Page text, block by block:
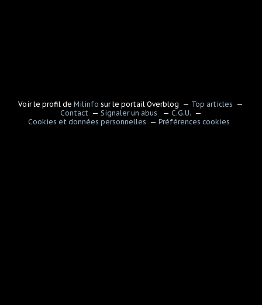
Voir le profil deMilinfo sur le portail Overblog
Top articles
Contact
Signaler un abus
C.G.U.
Cookies et données personnelles
Préférences cookies